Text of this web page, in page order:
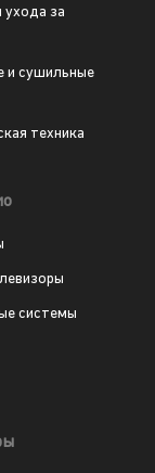
ухода за
и сушильные
техника
системы